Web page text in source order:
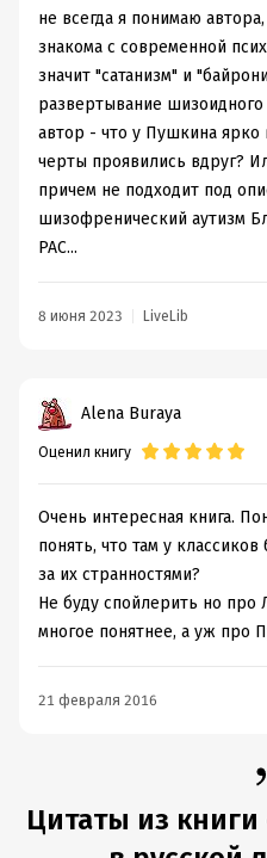
не всегда я понимаю
знакома с современной
значит "сатанизм" и
развертывание шизоидного
автор - что у Пушкина
черты проявились вдруг?
причем не подходит под
шизофренический аутизм
РАС...
8 июня 2023 LiveLib
Alena Buraya
Оценил книгу
Очень интересная книга.
понять, что там у
за их странностями?
Не буду спойлерить но про
многое понятнее, а уж про
21 февраля 2016
Цитаты из книги